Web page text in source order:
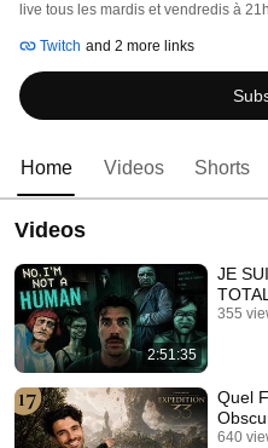
live tous les mardis et vendredis à
Twitch and 2 more links
Home Videos Shorts
Videos
2:51:35
JE
355
Quel
640